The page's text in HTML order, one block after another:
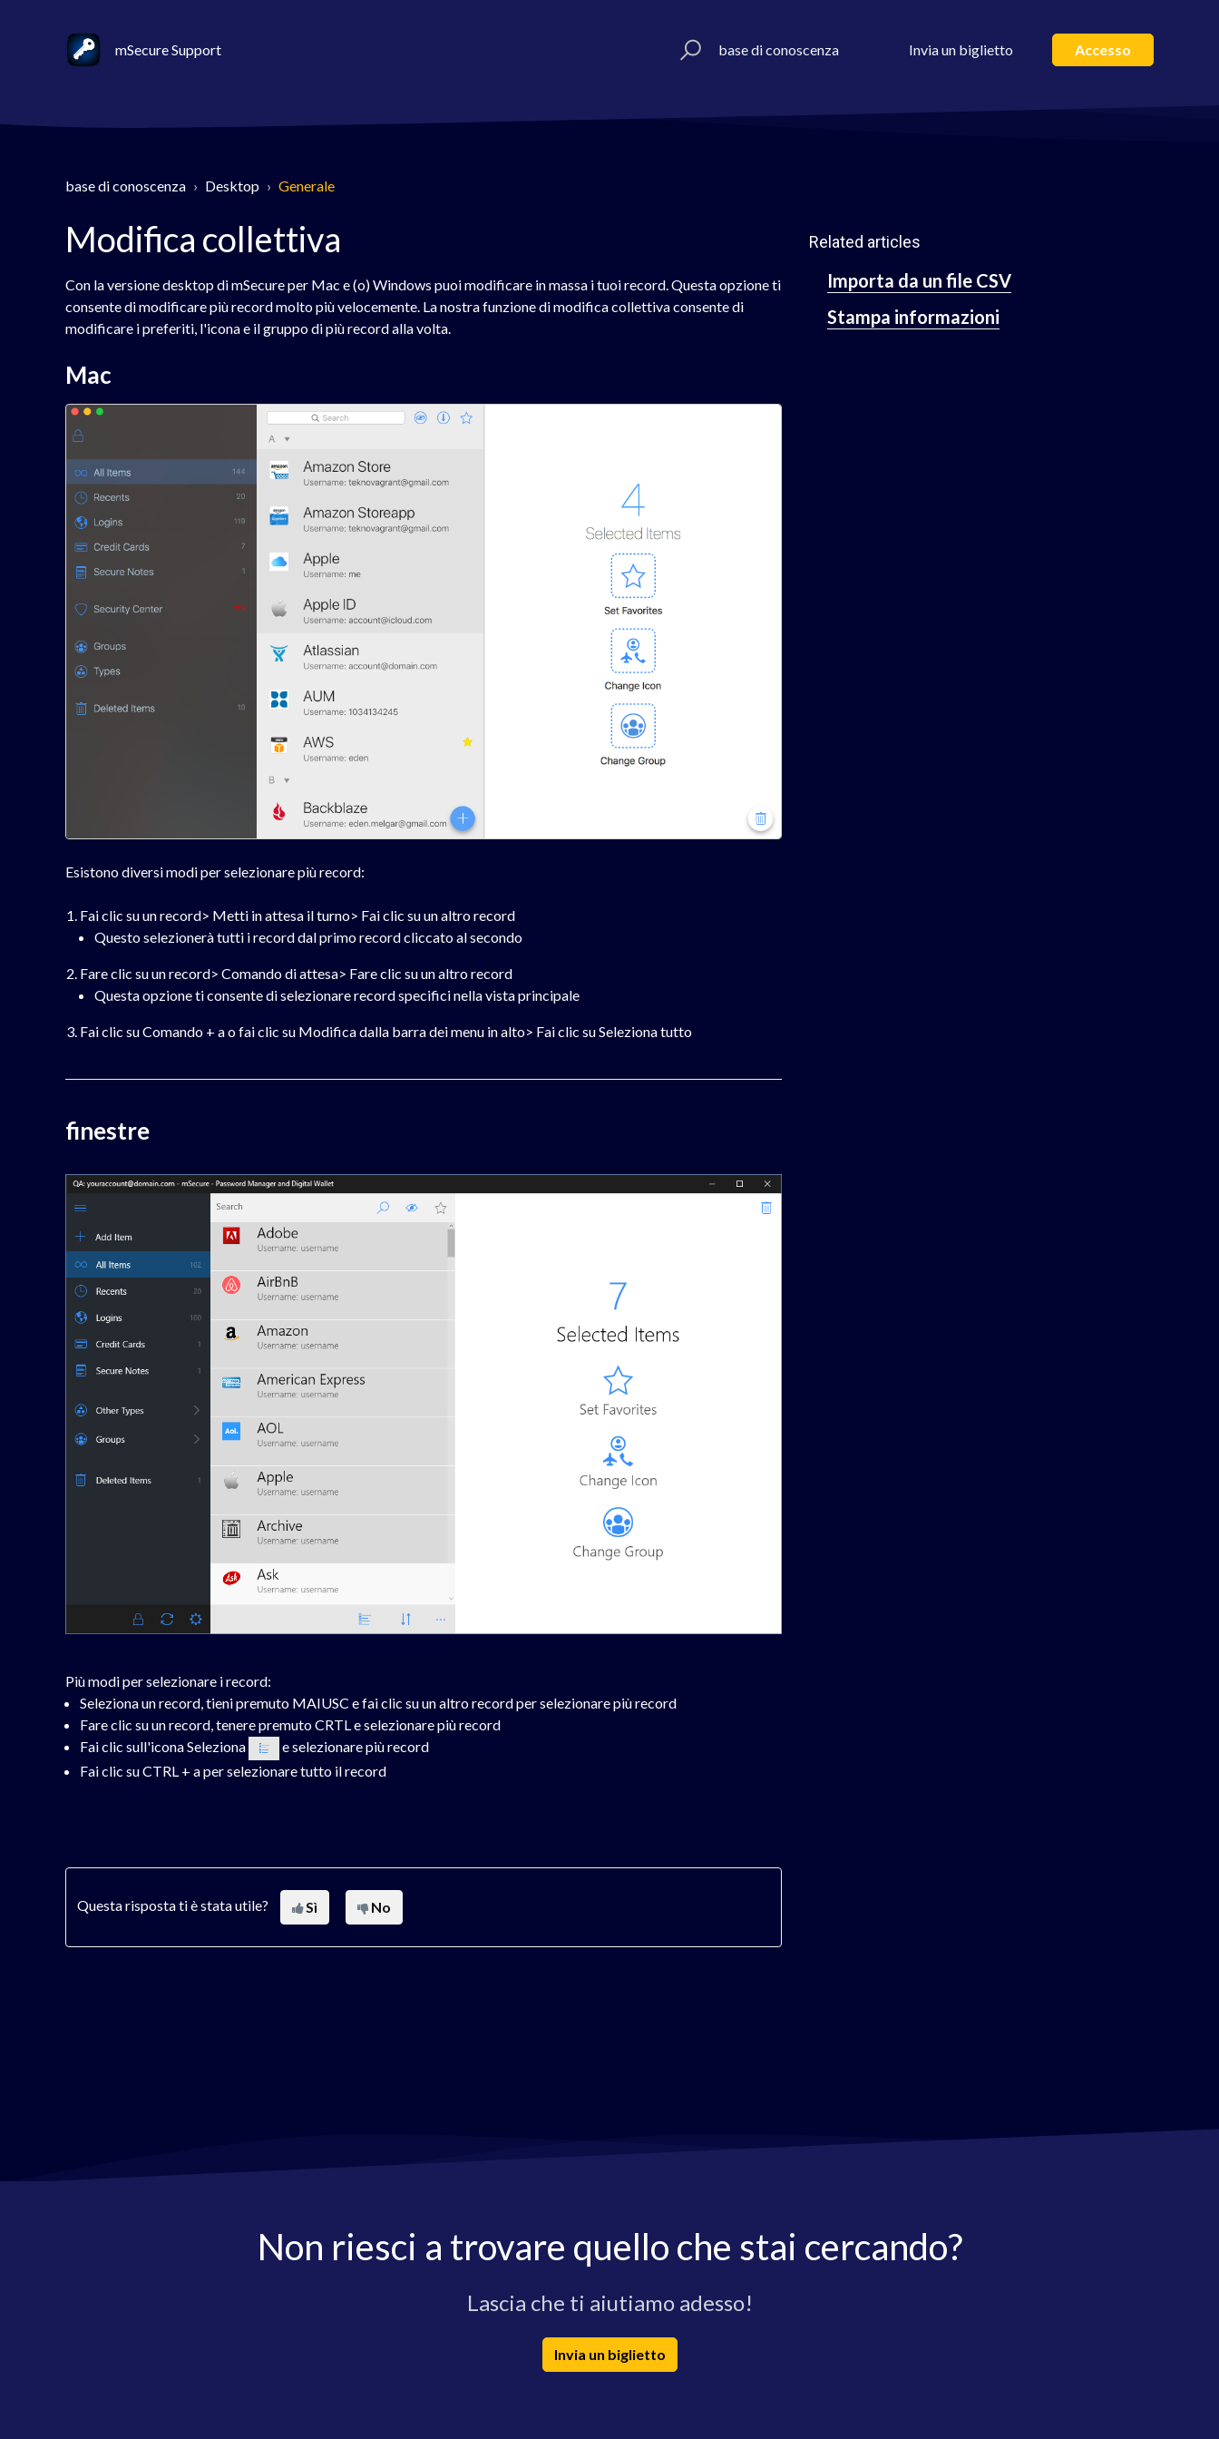
mSecure Support base di conoscenza Invia un biglietto Accesso
base di conoscenza Desktop Generale
Modifica collettiva
Con la versione desktop di mSecure per Mac e (o) Windows puoi modificare in massa i tuoi record. Questa opzione ti
consente di modificare più record molto più velocemente. La nostra funzione di modifica collettiva consente di
modificare i preferiti, l'icona e il gruppo di più record alla volta.
Mac
Esistono diversi modi per selezionare più record:
Fai clic su un record> Metti in attesa il turno> Fai clic su un altro record
Questo selezionerà tutti i record dal primo record cliccato al secondo
Fare clic su un record> Comando di attesa> Fare clic su un altro record
Questa opzione ti consente di selezionare record specifici nella vista principale
Fai clic su Comando + a o fai clic su Modifica dalla barra dei menu in alto> Fai clic su Seleziona tutto
finestre
Più modi per selezionare i record:
Seleziona un record, tieni premuto MAIUSC e fai clic su un altro record per selezionare più record
Fare clic su un record, tenere premuto CRTL e selezionare più record
Fai clic sull'icona Seleziona
e selezionare più record
Fai clic su CTRL + a per selezionare tutto il record
Questa risposta ti è stata utile? Sì No
Related articles
Importa da un file CSV
Stampa informazioni
Non riesci a trovare quello che stai cercando?
Lascia che ti aiutiamo adesso!
Invia un biglietto